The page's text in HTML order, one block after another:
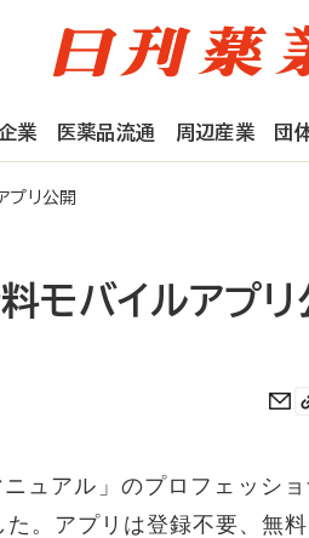
業 医薬品流通 周辺産業 団
プリ公開
モバイルアプリ
ュアル」のプロフェッショ
。アプリは登録不要、無